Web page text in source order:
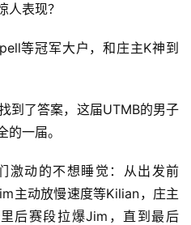
人表现？
等冠军大户，和庄主K神到
到了答案，这届UTMB的男子
一届。
激动的不想睡觉：从出发前
主动放慢速度等Kilian，庄主
后赛段拉爆Jim，直到最后